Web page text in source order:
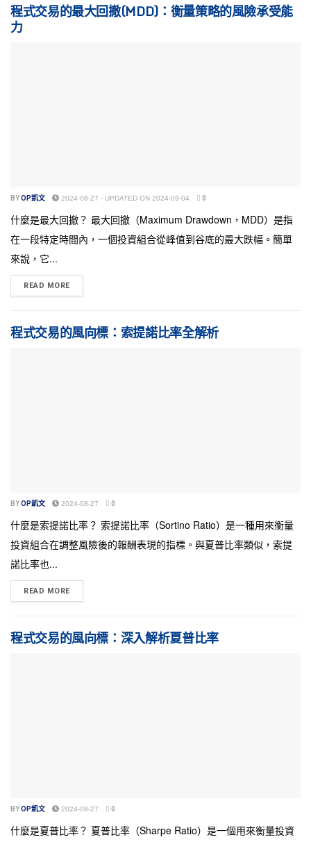
程式交易的最大回撤(MDD)：衡量策略的風險承受能
力
BYOP凱文 2024-08-27 - UPDATED ON 2024-09-04 0
什麼是最大回撤？ 最大回撤（Maximum Drawdown，MDD）是指
在一段特定時間內，一個投資組合從峰值到谷底的最大跌幅。簡單
來說，它...
READ MORE
程式交易的風向標：索提諾比率全解析
BYOP凱文 2024-08-27 0
什麼是索提諾比率？ 索提諾比率（Sortino Ratio）是一種用來衡量
投資組合在調整風險後的報酬表現的指標。與夏普比率類似，索提
諾比率也...
READ MORE
程式交易的風向標：深入解析夏普比率
BYOP凱文 2024-08-27 0
什麼是夏普比率？ 夏普比率（Sharpe Ratio）是一個用來衡量投資